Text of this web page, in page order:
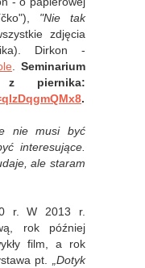
"Nie tak
zdjęcia
Dirkon -
Seminarium
piernika:
.
nie musi być
interesujące.
ale staram
r. W 2013 r.
rok później
film, a rok
pt.
„Dotyk